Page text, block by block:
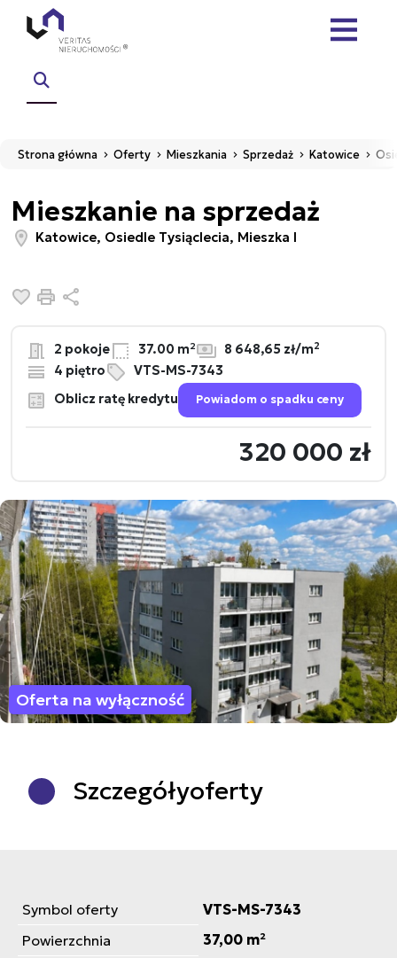
Strona główna Oferty Mieszkania Sprzedaż Katowice
Mieszkanie na sprzedaż
Katowice, Osiedle Tysiąclecia, Mieszka I
Dodaj do ulubionych
Drukuj
2 pokoje 37.00 m² 8 648,65 zł/m2
4 piętro
VTS-MS-7343
Oblicz ratę kredytu
Powiadom o spadku ceny
320 000 zł
Oferta na wyłączność
Szczegółyoferty
Symbol oferty
VTS-MS-7343
Powierzchnia
37,00 m²